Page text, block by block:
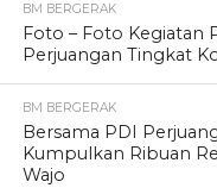
BM BERGERAK
Foto – Foto Kegiatan
Perjuangan Tingkat
BM BERGERAK
Bersama PDI
Kumpulkan Ribuan
Wajo